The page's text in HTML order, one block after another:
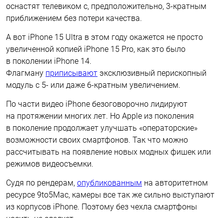
оснастят телевиком с, предположительно, 3-кратным
приближением без потери качества.
А вот iPhone 15 Ultra в этом году окажется не просто
увеличенной копией iPhone 15 Pro, как это было
в поколении iPhone 14.
Флагману приписывают эксклюзивный перископный
модуль с 5- или даже 6-кратным увеличением.
По части видео iPhone безоговорочно лидируют
на протяжении многих лет. Но Apple из поколения
в поколение продолжает улучшать «операторские»
возможности своих смартфонов. Так что можно
рассчитывать на появление новых модных фишек или
режимов видеосъемки.
Судя по рендерам, опубликованным на авторитетном
ресурсе 9to5Mac, камеры все так же сильно выступают
из корпусов iPhone. Поэтому без чехла смартфоны